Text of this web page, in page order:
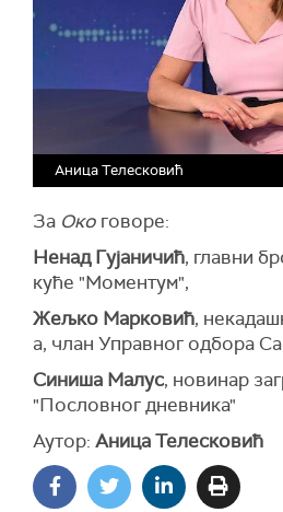
Аница Телесковић
За Око говоре:
Ненад Гујаничић, главни
куће "Моментум",
Жељко Марковић,
а, члан Управног одбора
Синиша Малус, новинар
"Пословног дневника"
Аутор: Аница Телесковић